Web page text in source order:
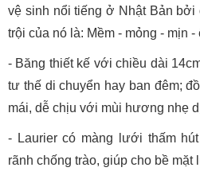
vệ sinh nổi tiếng ở Nhật Bản bởi
trội của nó là: Mềm - mỏng - mịn -
- Băng thiết kế với chiều dài
tư thế di chuyển hay ban đêm;
mái, dễ chịu với mùi hương nhẹ
- Laurier có màng lưới thấm
rãnh chống trào, giúp cho bề